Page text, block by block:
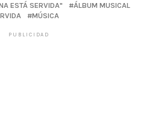
ESTÁ SERVIDA"
ÁLBUM MUSICAL
MÚSICA
PUBLICIDAD